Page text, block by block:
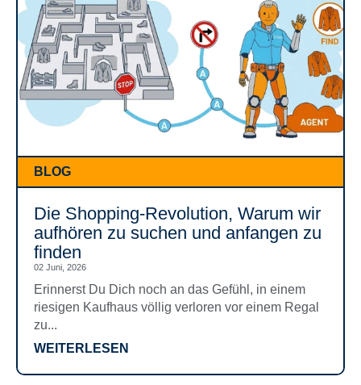
BLOG
Die Shopping-Revolution, Warum wir
aufhören zu suchen und anfangen zu
finden
02 Juni, 2026
Erinnerst Du Dich noch an das Gefühl, in einem
riesigen Kaufhaus völlig verloren vor einem Regal
zu...
WEITERLESEN